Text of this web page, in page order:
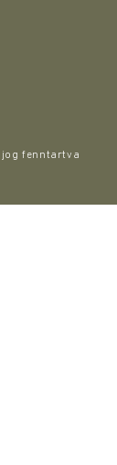
jog fenntartva